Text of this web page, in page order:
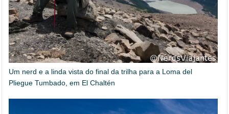
Um nerd e a linda vista do final da trilha para a Loma del
Pliegue Tumbado, em El Chaltén